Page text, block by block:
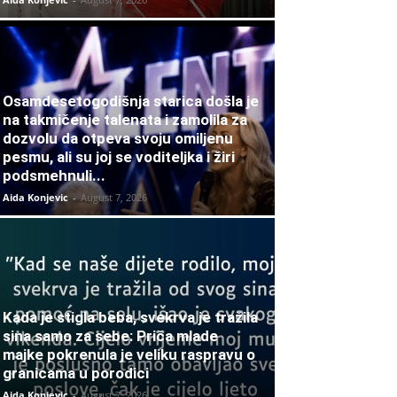
Osamdesetogodišnja starica došla je
na takmičenje talenata i zamolila za
dozvolu da otpeva svoju omiljenu
pesmu, ali su joj se voditeljka i žiri
podsmehnuli...
Aida Konjevic - August 7, 2026
Kada je stigla beba, svekrva je tražila
sina samo za sebe: Priča mlade
majke pokrenula je veliku raspravu o
granicama u porodici